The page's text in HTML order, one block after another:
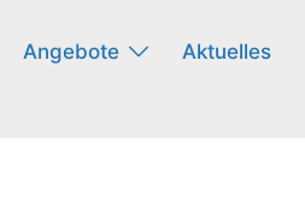
Angebote Aktuelles